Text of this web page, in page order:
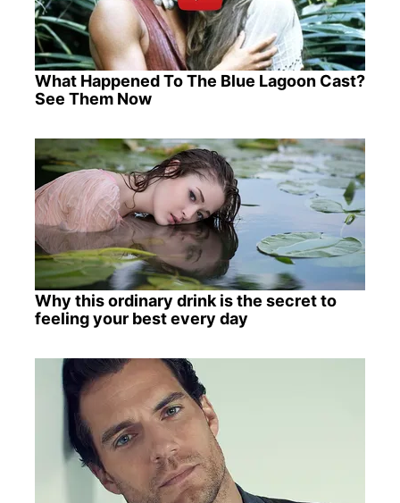
What Happened To The Blue Lagoon Cast?
See Them Now
Why this ordinary drink is the secret to
feeling your best every day